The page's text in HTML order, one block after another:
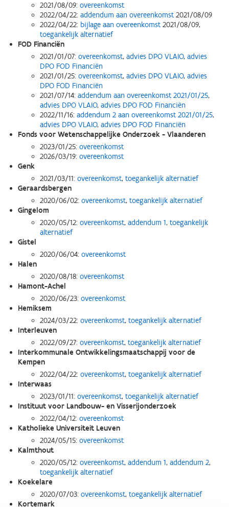
2021/08/09: overeenkomst
2022/04/22: addendum aan overeenkomst2021/08/09
2022/04/22: bijlage aan overeenkomst2021/08/09,
toegankelijk alternatief
FOD Financiën
2021/01/07: overeenkomst, advies DPO VLAIO, advies
DPO FOD Financiën
2021/01/25: overeenkomst, advies DPO VLAIO, advies
DPO FOD Financiën
2021/07/14: addendum aan overeenkomst 2021/01/25,
advies DPO VLAIO, advies DPO FOD Financiën
2022/11/16: addendum 2 aan overeenkomst 2021/01/25,
advies DPO VLAIO, advies DPO FOD Financiën
Fonds voor Wetenschappelijke Onderzoek - Vlaanderen
2023/01/25: overeenkomst
2026/03/19: overeenkomst
Genk
2021/03/11: overeenkomst, toegankelijk alternatief
Geraardsbergen
2020/06/02: overeenkomst, toegankelijk alternatief
Gingelom
2020/05/12: overeenkomst, addendum 1, toegankelijk
alternatief
Gistel
2020/06/04: overeenkomst
Halen
2020/08/18: overeenkomst
Hamont-Achel
2020/06/23: overeenkomst
Hemiksem
2024/03/22: overeenkomst, toegankelijk alternatief
Interleuven
2022/09/27: overeenkomst, toegankelijk alternatief
Interkommunale Ontwikkelingsmaatschappij voor de
Kempen
2022/04/22: overeenkomst, toegankelijk alternatief
Interwaas
2023/01/11: overeenkomst, toegankelijk alternatief
Instituut voor Landbouw- en Visserijonderzoek
2022/04/12: overeenkomst
Katholieke Universiteit Leuven
2024/05/15: overeenkomst
Kalmthout
2020/05/12: overeenkomst, addendum 1, addendum 2,
toegankelijk alternatief
Koekelare
2020/07/03: overeenkomst, toegankelijk alternatief
Kortemark